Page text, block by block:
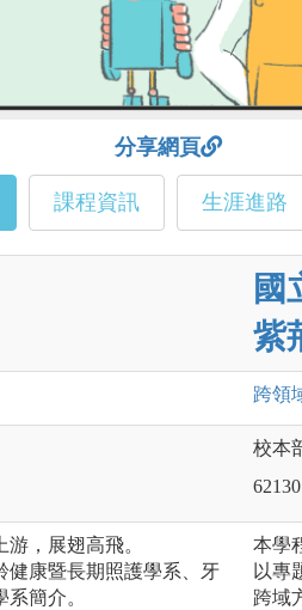
分享網頁
課程資訊 生涯進路
國
紫
跨領
校本
，展翅高飛。
健康暨長期照護學系、牙
簡介。
本學
以專
跨域